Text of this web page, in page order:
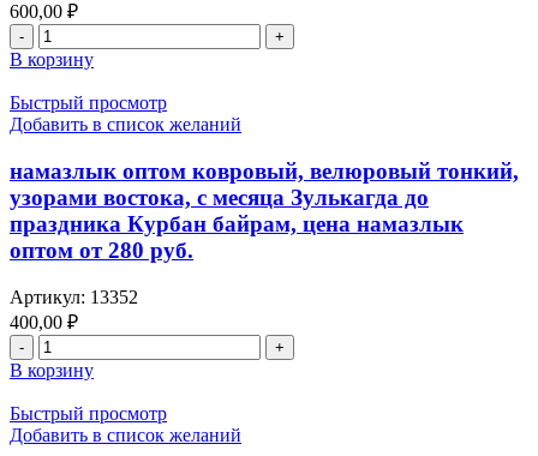
600,00 ₽
Количество
товара
намазлык
оптом
ковровый,
узорами
востока,
с
месяца
до
праздника
Курбан
байрам,
цена
оптом
от
В корзину
Быстрый просмотр
Добавить в список желаний
намазлык оптом ковровый, велюровый тонкий,
узорами востока, с месяца Зулькагда до
праздника Курбан байрам, цена намазлык
оптом от 280 руб.
Артикул: 13352
400,00 ₽
Количество
товара
намазлык
оптом
ковровый,
В корзину
Быстрый просмотр
Добавить в список желаний